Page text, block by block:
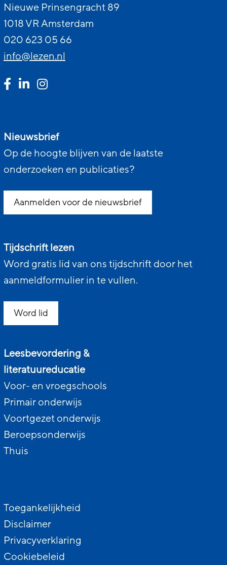
Nieuwe Prinsengracht 89
1018 VR Amsterdam
020 623 05 66
info@lezen.nl
Nieuwsbrief
Op de hoogte blijven van de laatste
onderzoeken en publicaties?
Aanmelden voor de nieuwsbrief
Tijdschrift lezen
Word gratis lid van ons tijdschrift door het
aanmeldformulier in te vullen.
Word lid
Leesbevordering &
literatuureducatie
Voor- en vroegschools
Primair onderwijs
Voortgezet onderwijs
Beroepsonderwijs
Thuis
Toegankelijkheid
Disclaimer
Privacyverklaring
Cookiebeleid